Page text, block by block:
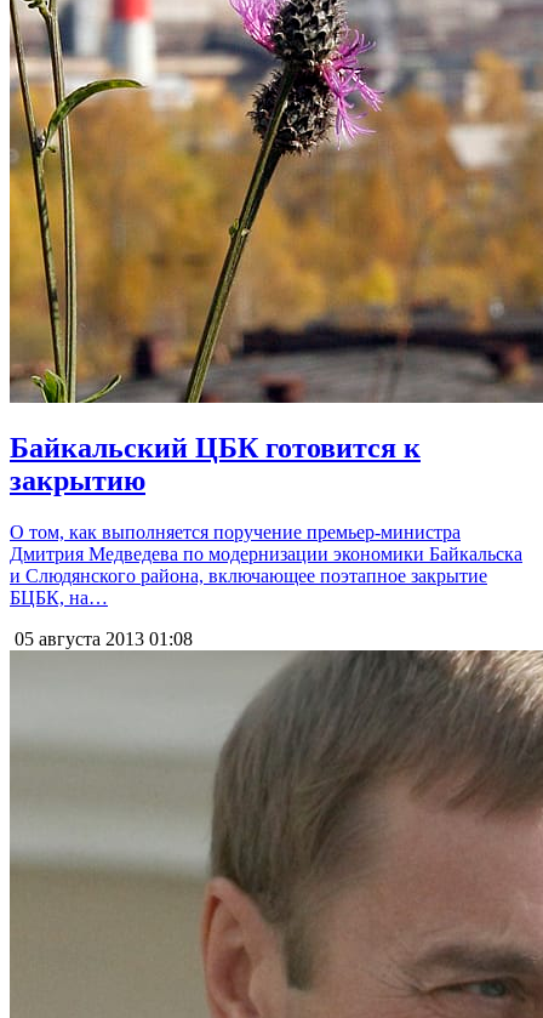
Байкальский ЦБК готовится к
закрытию
О том, как выполняется поручение премьер-министра
Дмитрия Медведева по модернизации экономики Байкальска
и Слюдянского района, включающее поэтапное закрытие
БЦБК, на…
05 августа 2013 01:08